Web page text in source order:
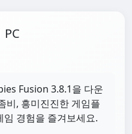
PC
Fusion 3.8.1을 다운
비, 흥미진진한 게임플
경험을 즐겨보세요.